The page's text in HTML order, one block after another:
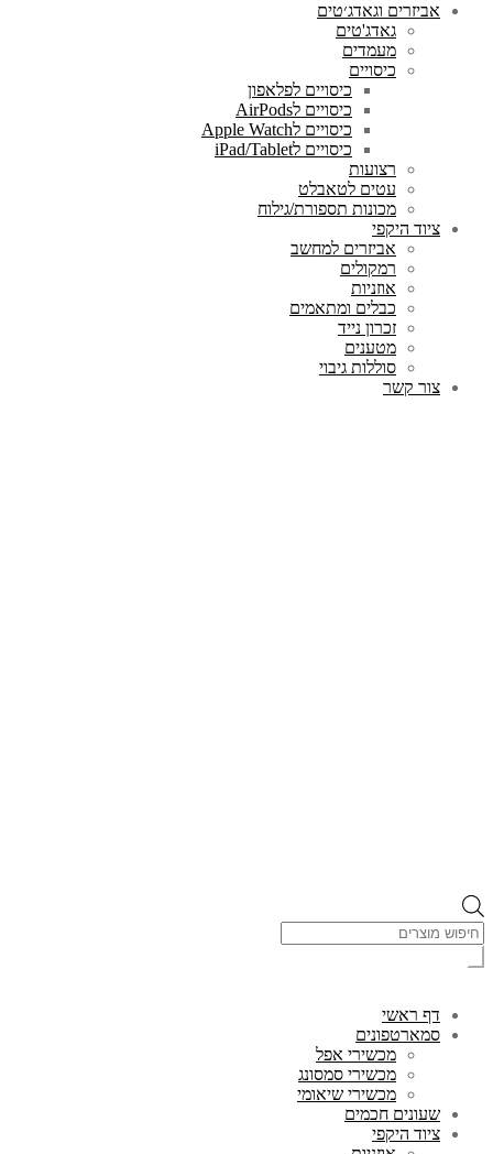
אביזרים וגאדג׳טים
גאדג'טים
מעמדים
כיסויים
כיסויים לפלאפון
כיסויים לAirPods
כיסויים לApple Watch
כיסויים לiPad/Tablet
רצועות
עטים לטאבלט
מכונות תספורת/גילוח
ציוד היקפי
אביזרים למחשב
רמקולים
אוזניות
כבלים ומתאמים
זכרון נייד
מטענים
סוללות גיבוי
צור קשר
Products
search
דף ראשי
סמארטפונים
מכשירי אפל
מכשירי סמסונג
מכשירי שיאומי
שעונים חכמים
ציוד היקפי